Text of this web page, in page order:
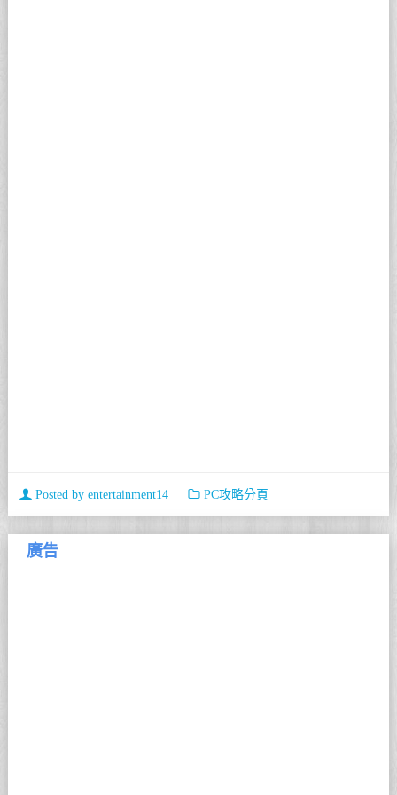
Posted by entertainment14 PC攻略分頁
廣告